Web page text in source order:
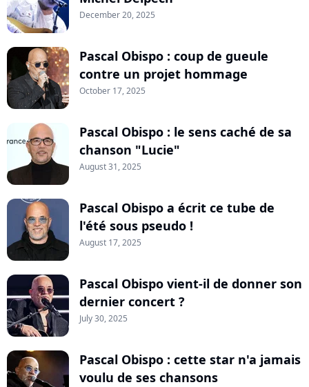
December 20, 2025
Pascal Obispo : coup de gueule
contre un projet hommage
October 17, 2025
Pascal Obispo : le sens caché de sa
chanson "Lucie"
August 31, 2025
Pascal Obispo a écrit ce tube de
l'été sous pseudo !
August 17, 2025
Pascal Obispo vient-il de donner son
dernier concert ?
July 30, 2025
Pascal Obispo : cette star n'a jamais
voulu de ses chansons